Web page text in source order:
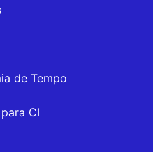
de Tempo
CI